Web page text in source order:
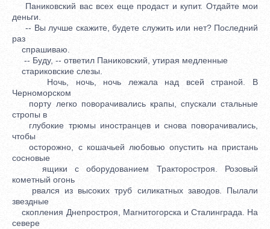
Паниковский вас всех еще продаст и купит. Отдайте мои
деньги.
-- Вы лучше скажите, будете служить или нет? Последний
раз
спрашиваю.
-- Буду, -- ответил Паниковский, утирая медленные
стариковские слезы.
Ночь, ночь, ночь лежала над всей страной. В
Черноморском
порту легко поворачивались крапы, спускали стальные
стропы в
глубокие трюмы иностранцев и снова поворачивались,
чтобы
осторожно, с кошачьей любовью опустить на пристань
сосновые
ящики с оборудованием Тракторостроя. Розовый
кометный огонь
рвался из высоких труб силикатных заводов. Пылали
звездные
скопления Днепростроя, Магнитогорска и Сталинграда. На
севере